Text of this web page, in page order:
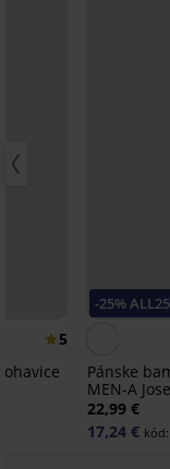
5
-25% ALL25
Pánske
MEN-A
22,99 €
17,24 € kód: